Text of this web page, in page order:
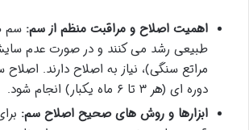
اهمیت اصلاح و مراقبت منظم از سم: سم
طبیعی رشد می کنند و در صورت عدم
مراتع سنگی)، نیاز به اصلاح دارند.
دوره ای (هر ۳ تا ۶ ماه یکبار) انجام شود.
ابزارها و روش های صحیح اصلاح سم: